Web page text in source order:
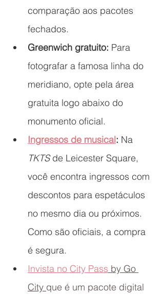
comparação aos pacotes
fechados.
Greenwich gratuito: Para
fotografar a famosa linha do
meridiano, opte pela área
gratuita logo abaixo do
monumento oficial.
Ingressos de musical: Na
TKTS de Leicester Square,
você encontra ingressos com
descontos para espetáculos
no mesmo dia ou próximos.
Como são oficiais, a compra
é segura.
Invista no City Pass by Go
City que é um pacote digital